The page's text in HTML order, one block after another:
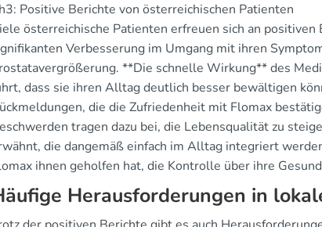
Positive Berichte von österreichischen Patienten
österreichische Patienten erfreuen sich an
Verbesserung im Umgang mit ihren
**Die schnelle Wirkung** des
dass sie ihren Alltag deutlich besser bewältigen
die die Zufriedenheit mit Flomax
tragen dazu bei, die Lebensqualität zu
die dangemäß einfach im Alltag integriert
ihnen geholfen hat, die Kontrolle über ihre
Herausforderungen in